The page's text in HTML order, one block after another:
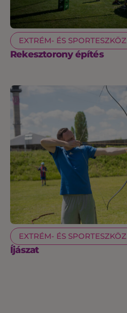
EXTRÉM- ÉS SPORTESZKÖZ
Rekesztorony építés
EXTRÉM- ÉS SPORTESZKÖZ
Íjászat